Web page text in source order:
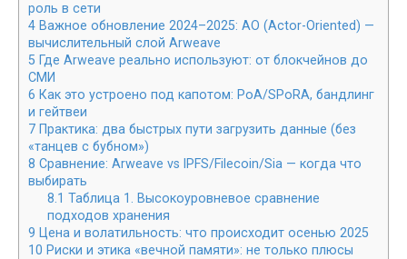
роль в сети
4 Важное обновление 2024–2025: AO (Actor-Oriented) —
вычислительный слой Arweave
5 Где Arweave реально используют: от блокчейнов до
СМИ
6 Как это устроено под капотом: PoA/SPoRA, бандлинг
и гейтвеи
7 Практика: два быстрых пути загрузить данные (без
«танцев с бубном»)
8 Сравнение: Arweave vs IPFS/Filecoin/Sia — когда что
выбирать
8.1 Таблица 1. Высокоуровневое сравнение
подходов хранения
9 Цена и волатильность: что происходит осенью 2025
10 Риски и этика «вечной памяти»: не только плюсы